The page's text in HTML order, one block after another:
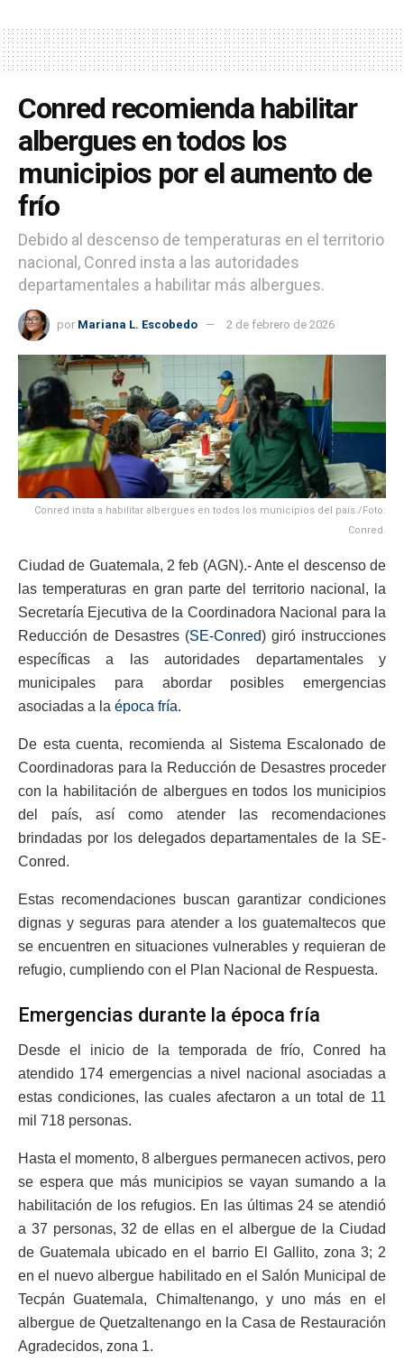
Conred recomienda habilitar
albergues en todos los
municipios por el aumento de
frío
Debido al descenso de temperaturas en el territorio
nacional, Conred insta a las autoridades
departamentales a habilitar más albergues.
por Mariana L. Escobedo 2 de febrero de 2026
Conred insta a habilitar albergues en todos los municipios del país./Foto:
Conred.
Ciudad de Guatemala, 2 feb (AGN).- Ante el descenso de
las temperaturas en gran parte del territorio nacional, la
Secretaría Ejecutiva de la Coordinadora Nacional para la
Reducción de Desastres (SE-Conred) giró instrucciones
específicas a las autoridades departamentales y
municipales para abordar posibles emergencias
asociadas a la época fría.
De esta cuenta, recomienda al Sistema Escalonado de
Coordinadoras para la Reducción de Desastres proceder
con la habilitación de albergues en todos los municipios
del país, así como atender las recomendaciones
brindadas por los delegados departamentales de la SE-
Conred.
Estas recomendaciones buscan garantizar condiciones
dignas y seguras para atender a los guatemaltecos que
se encuentren en situaciones vulnerables y requieran de
refugio, cumpliendo con el Plan Nacional de Respuesta.
Emergencias durante la época fría
Desde el inicio de la temporada de frío, Conred ha
atendido 174 emergencias a nivel nacional asociadas a
estas condiciones, las cuales afectaron a un total de 11
mil 718 personas.
Hasta el momento, 8 albergues permanecen activos, pero
se espera que más municipios se vayan sumando a la
habilitación de los refugios. En las últimas 24 se atendió
a 37 personas, 32 de ellas en el albergue de la Ciudad
de Guatemala ubicado en el barrio El Gallito, zona 3; 2
en el nuevo albergue habilitado en el Salón Municipal de
Tecpán Guatemala, Chimaltenango, y uno más en el
albergue de Quetzaltenango en la Casa de Restauración
Agradecidos, zona 1.